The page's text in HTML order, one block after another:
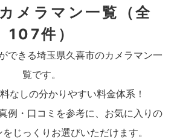
メラマン一覧
（全
107件）
できる埼玉県久喜市のカメラマン一
覧です。
なしの分かりやすい料金体系！
例・口コミを参考に、お気に入りの
じっくりお選びいただけます。